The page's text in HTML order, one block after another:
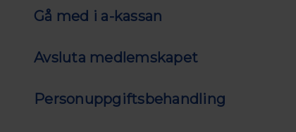
Gå med i a-kassan
Avsluta medlemskapet
Personuppgiftsbehandling